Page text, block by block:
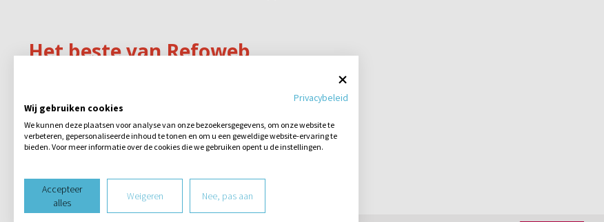
Privacybeleid
Wij gebruiken cookies
We kunnen deze plaatsen voor analyse van onze bezoekersgegevens, om onze website te
verbeteren, gepersonaliseerde inhoud te tonen en om u een geweldige website-ervaring te
bieden. Voor meer informatie over de cookies die we gebruiken opent u de instellingen.
Accepteer
alles
Weigeren Nee, pas aan